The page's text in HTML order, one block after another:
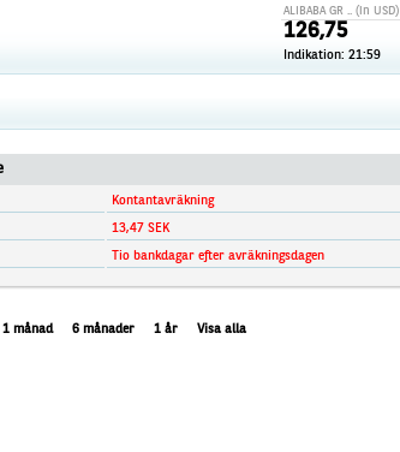
ALIBABA GR .. (in USD)
126,75
Indikation: 21:59
Kontantavräkning
13,47 SEK
Tio bankdagar efter avräkningsdagen
1 månad 6 månader 1 år Visa alla